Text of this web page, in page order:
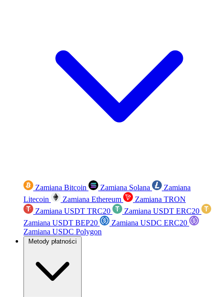
Zamiana Bitcoin Zamiana Solana
Zamiana
Litecoin
Zamiana Ethereum
Zamiana TRON
Zamiana USDT TRC20
Zamiana USDT ERC20
Zamiana USDT BEP20
Zamiana USDC ERC20
Zamiana USDC Polygon
Metody płatności